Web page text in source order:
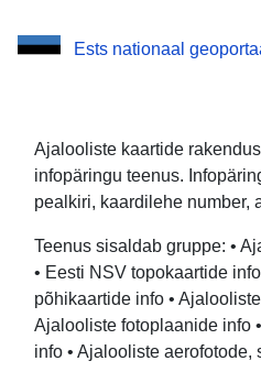
Ests nationaal
Ajalooliste kaartide
infopäringu teenus.
pealkiri, kaardilehe number,
Teenus sisaldab gruppe: •
• Eesti NSV topokaartide
põhikaartide info •
Ajalooliste fotoplaanide info
info • Ajalooliste aerofotode,